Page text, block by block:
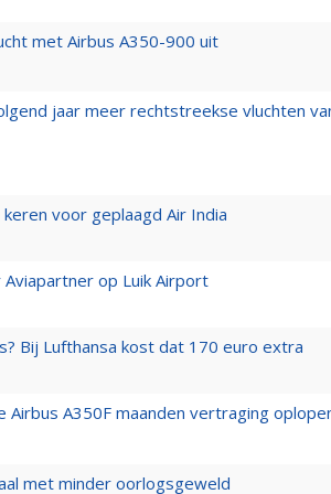
met Airbus A350-900 uit
jaar meer rechtstreekse vluchten
voor geplaagd Air India
Aviapartner op Luik Airport
Bij Lufthansa kost dat 170 euro extra
A350F maanden vertraging
met minder oorlogsgeweld